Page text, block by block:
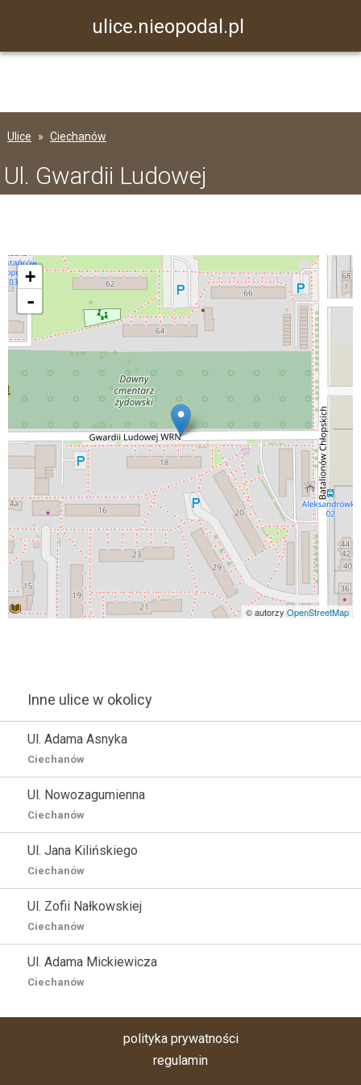
ulice.nieopodal.pl
Ulice Ciechanów
Ul. Gwardii Ludowej
+
-
© autorzy OpenStreetMap
Inne ulice w okolicy
Ul. Adama Asnyka
Ciechanów
Ul. Nowozagumienna
Ciechanów
Ul. Jana Kilińskiego
Ciechanów
Ul. Zofii Nałkowskiej
Ciechanów
Ul. Adama Mickiewicza
Ciechanów
polityka prywatności
regulamin